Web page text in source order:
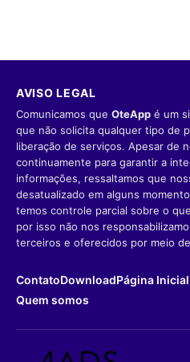
AVISO LEGAL
Comunicamos que OteApp é um
que não solicita qualquer tipo de
liberação de serviços. Apesar de
continuamente para garantir a
informações, ressaltamos que
desatualizado em alguns
temos controle parcial sobre o
por isso não nos
terceiros e oferecidos por meio
ContatoDownloadPágina Inicial
Quem somos